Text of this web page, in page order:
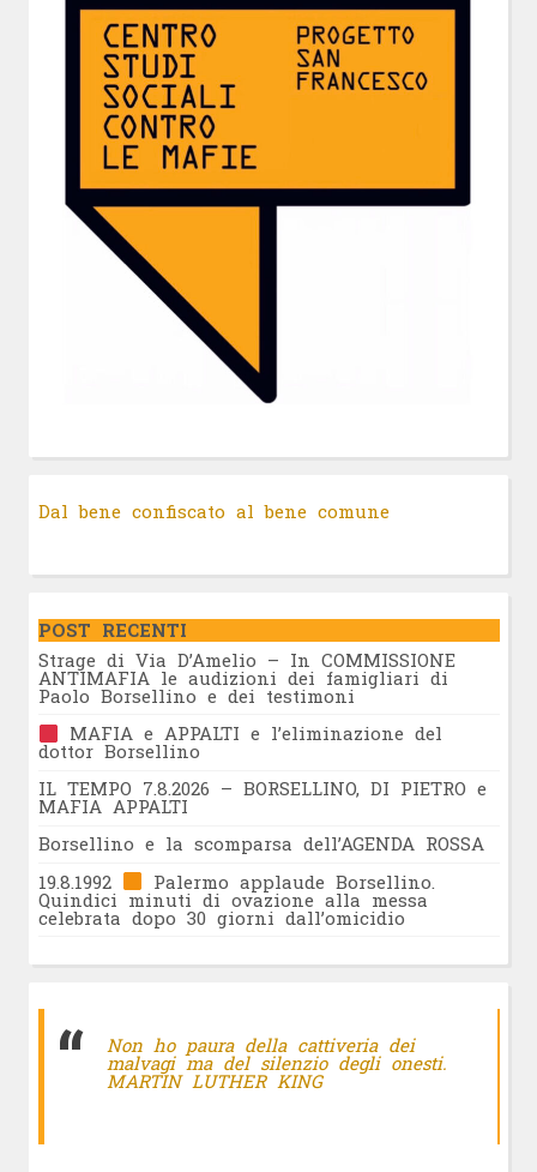
Dal bene confiscato al bene comune
POST RECENTI
Strage di Via D’Amelio – In COMMISSIONE
ANTIMAFIA le audizioni dei famigliari di
Paolo Borsellino e dei testimoni
MAFIA e APPALTI e l’eliminazione del
dottor Borsellino
IL TEMPO 7.8.2026 – BORSELLINO, DI PIETRO e
MAFIA APPALTI
Borsellino e la scomparsa dell’AGENDA ROSSA
19.8.1992
Palermo applaude Borsellino.
Quindici minuti di ovazione alla messa
celebrata dopo 30 giorni dall’omicidio
Non ho paura della cattiveria dei
malvagi ma del silenzio degli onesti.
MARTIN LUTHER KING